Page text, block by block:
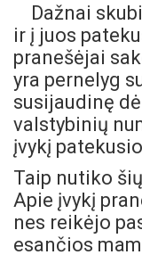
Dažnai
ir į juos
pranešėjai
yra pernelyg
susijaudinę
valstybinių
įvykį
Taip nutiko
Apie įvykį
nes reikėjo
esančios